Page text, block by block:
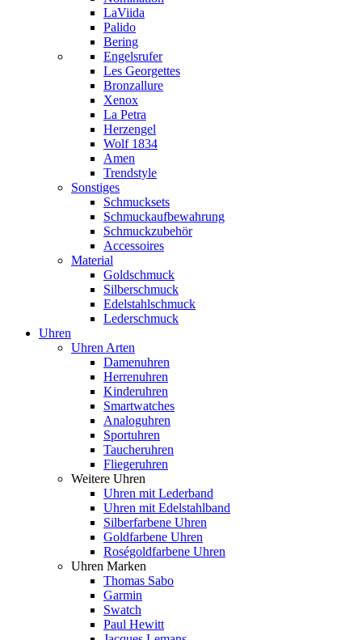
LaViida
Palido
Bering
Engelsrufer
Les Georgettes
Bronzallure
Xenox
La Petra
Herzengel
Wolf 1834
Amen
Trendstyle
Sonstiges
Schmucksets
Schmuckaufbewahrung
Schmuckzubehör
Accessoires
Material
Goldschmuck
Silberschmuck
Edelstahlschmuck
Lederschmuck
Uhren
Uhren Arten
Damenuhren
Herrenuhren
Kinderuhren
Smartwatches
Analoguhren
Sportuhren
Taucheruhren
Fliegeruhren
Weitere Uhren
Uhren mit Lederband
Uhren mit Edelstahlband
Silberfarbene Uhren
Goldfarbene Uhren
Roségoldfarbene Uhren
Uhren Marken
Thomas Sabo
Garmin
Swatch
Paul Hewitt